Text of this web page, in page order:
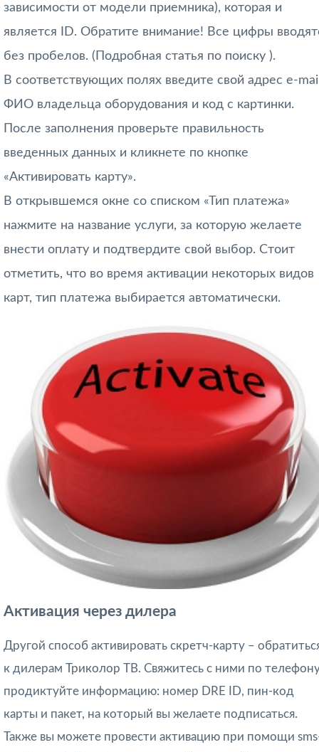
зависимости от модели приемника), которая и
является ID. Обратите внимание! Все цифры
без пробелов. (Подробная статья по поиску ).
В соответствующих полях введите свой адрес e-
ФИО владельца оборудования и код с картинки.
После заполнения проверьте правильность
введенных данных и кликнете по кнопке
«Активировать карту».
В открывшемся окне со списком «Тип платежа»
нажмите на название услуги, за которую желаете
внести оплату и подтвердите свой выбор. Стоит
отметить, что во время активации некоторых видов
карт, тип платежа выбирается автоматически.
Активация через дилера
Другой способ активировать скретч-карту –
к дилерам Триколор ТВ. Свяжитесь с ними по
продиктуйте информацию: номер DRE ID, пин-код
карты и пакет, на который вы желаете подписаться.
Также вы можете провести активацию при помощи